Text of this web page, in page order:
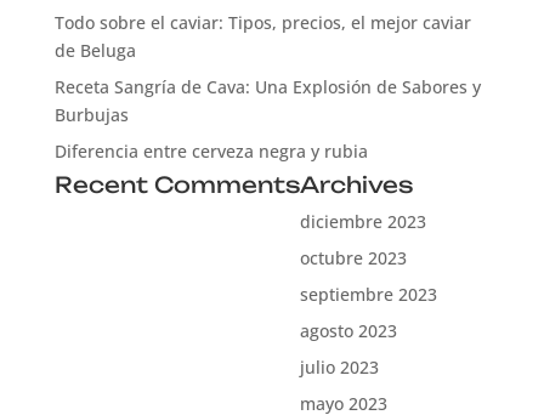
Todo sobre el caviar: Tipos, precios, el mejor caviar
de Beluga
Receta Sangría de Cava: Una Explosión de Sabores y
Burbujas
Diferencia entre cerveza negra y rubia
Recent CommentsArchives
diciembre 2023
octubre 2023
septiembre 2023
agosto 2023
julio 2023
mayo 2023